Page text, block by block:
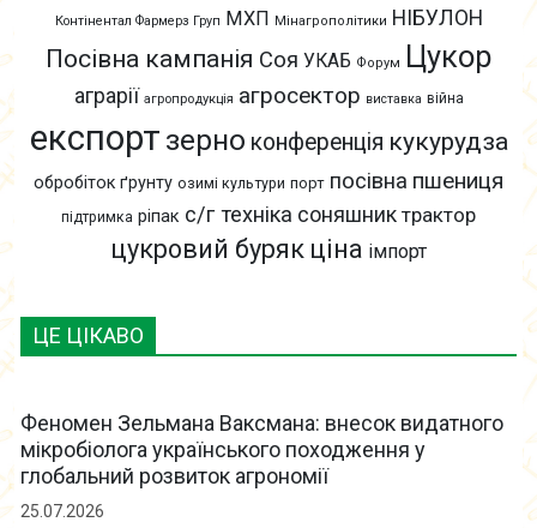
ЦЕ ЦІКАВО
Феномен Зельмана Ваксмана: внесок видатного
мікробіолога українського походження у
глобальний розвиток агрономії
25.07.2026
Контінентал Фармерз Груп МХП Мінагрополітики НІБУЛОН
Посівна кампанія Соя УКАБ Форум Цукор
аграрії агропродукція агросектор виставка війна
експорт зерно конференція кукурудза
обробіток ґрунту озимі культури порт посівна пшениця
підтримка ріпак с/г техніка соняшник трактор
цукровий буряк ціна імпорт